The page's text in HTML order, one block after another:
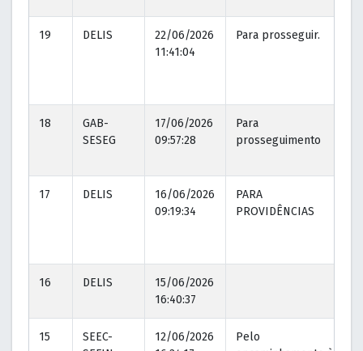
19 DELIS
22/06/2026
11:41:04
Para prosseguir.
18
GAB-
SESEG
17/06/2026
09:57:28
Para
prosseguimento
17 DELIS
16/06/2026
09:19:34
PARA
PROVIDÊNCIAS
16 DELIS
15/06/2026
16:40:37
15
SEEC-
12/06/2026
Pelo